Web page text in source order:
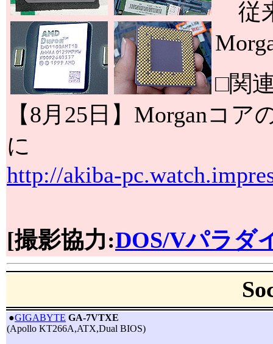
従
□関
【8月25日】Morganコ
に
http://akiba-
[撮影協力:DOS/Vパラダ
●GIGABYTE GA-7VTXE
(Apollo KT266A,ATX,Dual BIOS)